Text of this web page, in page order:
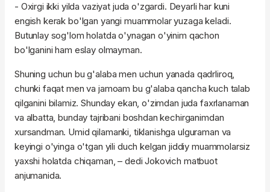
- Oxirgi ikki yilda vaziyat juda o'zgardi. Deyarli har kuni
engish kerak bo'lgan yangi muammolar yuzaga keladi.
Butunlay sog'lom holatda o'ynagan o'yinim qachon
bo'lganini ham eslay olmayman.
Shuning uchun bu g'alaba men uchun yanada qadrliroq,
chunki faqat men va jamoam bu g'alaba qancha kuch talab
qilganini bilamiz. Shunday ekan, o'zimdan juda faxrlanaman
va albatta, bunday tajribani boshdan kechirganimdan
xursandman. Umid qilamanki, tiklanishga ulguraman va
keyingi o'yinga o'tgan yili duch kelgan jiddiy muammolarsiz
yaxshi holatda chiqaman, – dedi Jokovich matbuot
anjumanida.